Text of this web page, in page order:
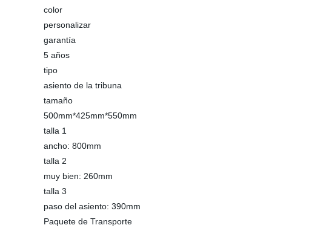
color
personalizar
garantía
5 años
tipo
asiento de la tribuna
tamaño
500mm*425mm*550mm
talla 1
ancho: 800mm
talla 2
muy bien: 260mm
talla 3
paso del asiento: 390mm
Paquete de Transporte